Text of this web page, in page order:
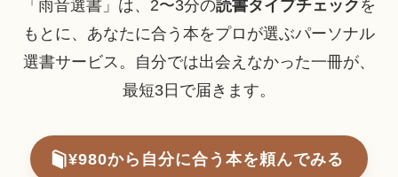
「雨音選書」は、2〜3分の読書タイプチェック を
もとに、あなたに合う本をプロが選ぶパーソナル
選書サービス。自分では出会えなかった一冊が、
最短3日で届きます。
¥980から自分に合う本を頼んでみる